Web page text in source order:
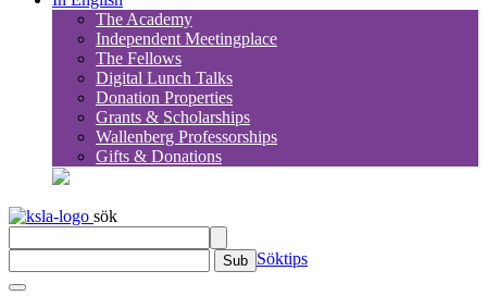
The Academy
Independent Meetingplace
The Fellows
Digital Lunch Talks
Donation Properties
Grants & Scholarships
Wallenberg Professorships
Gifts & Donations
sök
Sub Söktips